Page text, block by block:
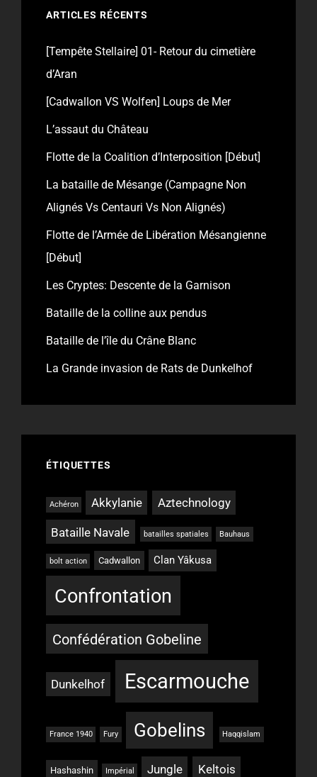
ARTICLES RÉCENTS
[Tempête Stellaire] 01- Retour du cimetière
d’Aran
[Cadwallon VS Wolfen] Loups de Mer
L’assaut du Château
Flotte de la Coalition d’Interposition [Début]
La bataille de Mésange (Campagne Non
Alignés Vs Centauri Vs Non Alignés)
Flotte de l’Armée de Libération Mésangienne
[Début]
Les Cryptes: Descente de la Garnison
Bataille de la colline aux pendus
Bataille de l’île du Crâne Blanc
La Grande invasion de Rats de Dunkelhof
ÉTIQUETTES
Achéron Akkylanie Aztechnology
Bataille Navale batailles spatiales Bauhaus
bolt action Cadwallon Clan Yâkusa
Confrontation
Confédération Gobeline
Dunkelhof Escarmouche
France 1940 Fury Gobelins Haqqislam
Hashashin Impérial Jungle Keltois